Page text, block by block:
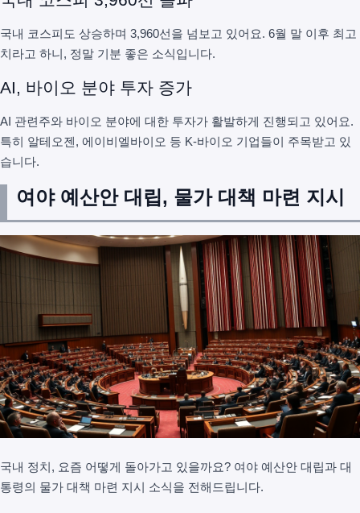
국내 코스피도 상승하며 3,960선을 넘보고 있어요. 6월 말 이후 최고
치라고 하니, 정말 기분 좋은 소식입니다.
AI, 바이오 분야 투자 증가
AI 관련주와 바이오 분야에 대한 투자가 활발하게 진행되고 있어요.
특히 알테오젠, 에이비엘바이오 등 K-바이오 기업들이 주목받고 있
습니다.
여야 예산안 대립, 물가 대책 마련 지시
국내 정치, 요즘 어떻게 돌아가고 있을까요? 여야 예산안 대립과 대
통령의 물가 대책 마련 지시 소식을 전해드립니다.